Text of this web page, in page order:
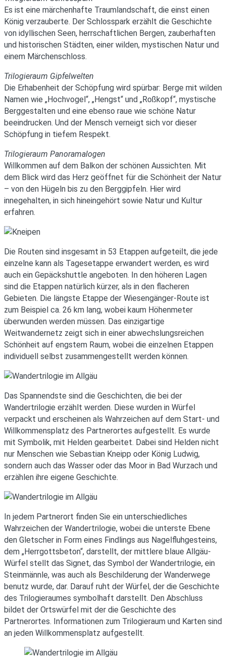
Es ist eine märchenhafte Traumlandschaft, die einst einen
König verzauberte. Der Schlosspark erzählt die Geschichte
von idyllischen Seen, herrschaftlichen Bergen, zauberhaften
und historischen Städten, einer wilden, mystischen Natur und
einem Märchenschloss.
Trilogieraum Gipfelwelten
Die Erhabenheit der Schöpfung wird spürbar: Berge mit wilden
Namen wie „Hochvogel“, „Hengst“ und „Roßkopf“, mystische
Berggestalten und eine ebenso raue wie schöne Natur
beeindrucken. Und der Mensch verneigt sich vor dieser
Schöpfung in tiefem Respekt.
Trilogieraum Panoramalogen
Willkommen auf dem Balkon der schönen Aussichten. Mit
dem Blick wird das Herz geöffnet für die Schönheit der Natur
– von den Hügeln bis zu den Berggipfeln. Hier wird
innegehalten, in sich hineingehört sowie Natur und Kultur
erfahren.
Die Routen sind insgesamt in 53 Etappen aufgeteilt, die jede
einzelne kann als Tagesetappe erwandert werden, es wird
auch ein Gepäckshuttle angeboten. In den höheren Lagen
sind die Etappen natürlich kürzer, als in den flacheren
Gebieten. Die längste Etappe der Wiesengänger-Route ist
zum Beispiel ca. 26 km lang, wobei kaum Höhenmeter
überwunden werden müssen. Das einzigartige
Weitwandernetz zeigt sich in einer abwechslungsreichen
Schönheit auf engstem Raum, wobei die einzelnen Etappen
individuell selbst zusammengestellt werden können.
Das Spannendste sind die Geschichten, die bei der
Wandertrilogie erzählt werden. Diese wurden in Würfel
verpackt und erscheinen als Wahrzeichen auf dem Start- und
Willkommensplatz des Partnerortes aufgestellt. Es wurde
mit Symbolik, mit Helden gearbeitet. Dabei sind Helden nicht
nur Menschen wie Sebastian Kneipp oder König Ludwig,
sondern auch das Wasser oder das Moor in Bad Wurzach und
erzählen ihre eigene Geschichte.
In jedem Partnerort finden Sie ein unterschiedliches
Wahrzeichen der Wandertrilogie, wobei die unterste Ebene
den Gletscher in Form eines Findlings aus Nagelfluhgesteins,
dem „Herrgottsbeton“, darstellt, der mittlere blaue Allgäu-
Würfel stellt das Signet, das Symbol der Wandertrilogie, ein
Steinmännle, was auch als Beschilderung der Wanderwege
benutz wurde, dar. Darauf ruht der Würfel, der die Geschichte
des Trilogieraumes symbolhaft darstellt. Den Abschluss
bildet der Ortswürfel mit der die Geschichte des
Partnerortes. Informationen zum Trilogieraum und Karten sind
an jeden Willkommensplatz aufgestellt.